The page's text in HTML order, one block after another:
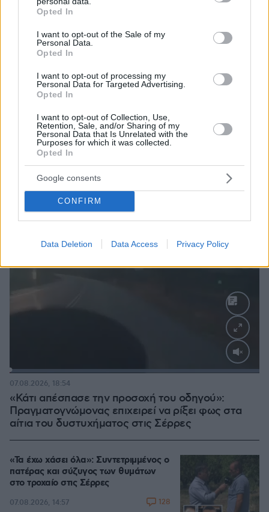
grant or deny consent to Google and its third-party tags to
use your data for below specified purposes in below Google
consent section.
Opted In
I want to opt-out of the Sale of my
Personal Data.
Opted In
I want to opt-out of processing my
Personal Data for Targeted Advertising.
Opted In
I want to opt-out of Collection, Use,
Retention, Sale, and/or Sharing of my
Personal Data that Is Unrelated with the
Purposes for which it was collected.
Opted In
Google consents
CONFIRM
Data Deletion Data Access Privacy Policy
Ελλάδα που γερνάει: Τα... δύο ταψιά μεσημεριανό,
τα επιδόματα, η καθημερινότητά τους
07.08.2026, 15:59
Loaded:
«Κάτι απέσπασε την προσοχή του οδηγού»:
Πραγματογνώμονας επιχειρεί να ρίξει φως στα
αίτια του δυστυχήματος στις Σέρρες
07.08.2026, 18:54
«Τα έχω χάσει όλα»: Συντετριμμένος ο
πατέρας και σύζυγος των θυμάτων
στο τροχαίο στις Σέρρες
07.08.2026, 14:57 128